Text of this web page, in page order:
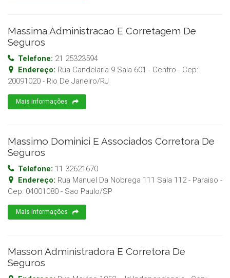
Massima Administracao E Corretagem De
Seguros
Telefone: 21 25323594
Endereço: Rua Candelaria 9 Sala 601 - Centro - Cep:
20091020 - Rio De Janeiro/RJ
Mais Informações
Massimo Dominici E Associados Corretora De
Seguros
Telefone: 11 32621670
Endereço: Rua Manuel Da Nobrega 111 Sala 112 - Paraiso -
Cep: 04001080 - Sao Paulo/SP
Mais Informações
Masson Administradora E Corretora De
Seguros